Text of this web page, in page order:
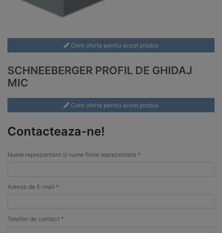
Cere oferta pentru acest produs
SCHNEEBERGER PROFIL DE GHIDAJ
MIC
Cere oferta pentru acest produs
Contacteaza-ne!
Nume reprezentant si nume firma reprezentata *
Adresa de E-mail *
Telefon de contact *